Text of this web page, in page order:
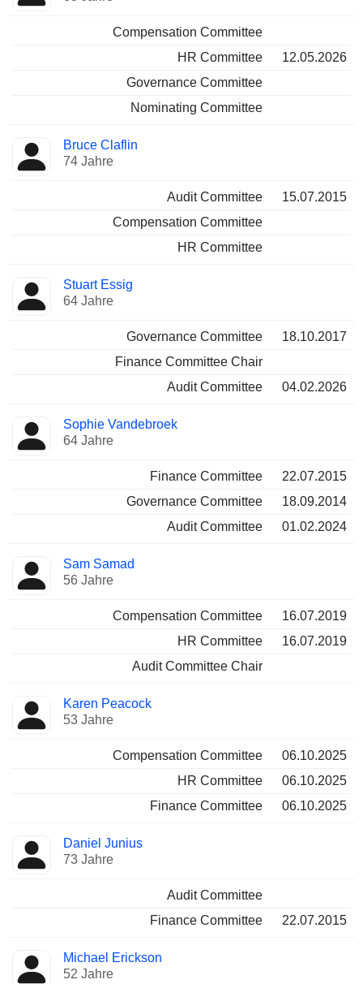
Compensation Committee
HR Committee
12.05.2026
Governance Committee
Nominating Committee
Bruce Claflin
74 Jahre
Audit Committee
15.07.2015
Compensation Committee
HR Committee
Stuart Essig
64 Jahre
Governance Committee
18.10.2017
Finance Committee Chair
Audit Committee
04.02.2026
Sophie Vandebroek
64 Jahre
Finance Committee
22.07.2015
Governance Committee
18.09.2014
Audit Committee
01.02.2024
Sam Samad
56 Jahre
Compensation Committee
16.07.2019
HR Committee
16.07.2019
Audit Committee Chair
Karen Peacock
53 Jahre
Compensation Committee
06.10.2025
HR Committee
06.10.2025
Finance Committee
06.10.2025
Daniel Junius
73 Jahre
Audit Committee
Finance Committee
22.07.2015
Michael Erickson
52 Jahre